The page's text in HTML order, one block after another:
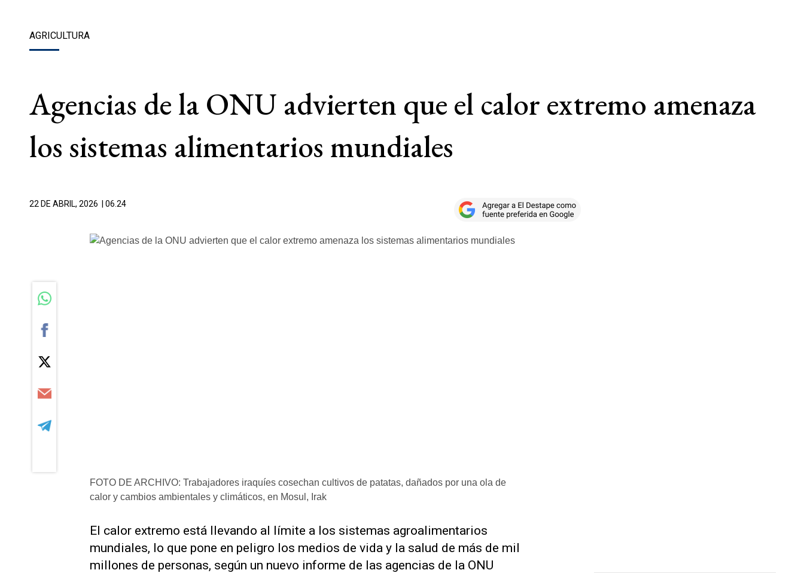
AGRICULTURA
Agencias de la ONU advierten que el calor extremo amenaza
los sistemas alimentarios mundiales
22 DE ABRIL, 2026 | 06.24
FOTO DE ARCHIVO: Trabajadores iraquíes cosechan cultivos de patatas, dañados por una ola de
calor y cambios ambientales y climáticos, en Mosul, Irak
​El calor extremo está llevando al límite a los sistemas agroalimentarios
mundiales, lo que pone en peligro los medios de vida y la salud de más ‌de mil
millones de personas, según ‌un nuevo informe de las agencias de la ONU